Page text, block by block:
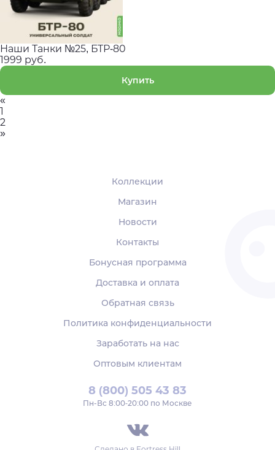
Наши Танки №25, БТР-80
1999 руб.
Купить
«
1
2
»
8 (800) 505 43 83
Пн‑Вс 8:00-20:00 по Москве
Коллекции
Магазин
Новости
Контакты
Бонусная программа
Доставка и оплата
Обратная связь
Политика конфиденциальности
Заработать на нас
Оптовым клиентам